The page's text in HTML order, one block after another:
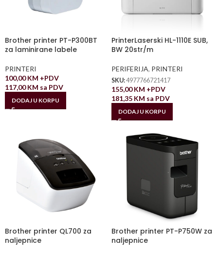
Brother printer PT-P300BT
za laminirane labele
PRINTERI
100,00KM +PDV
117,00KM sa PDV
DODAJ U KORPU
PrinterLaserski HL-1110E SUB,
BW 20str/m
PERIFERIJA, PRINTERI
SKU:4977766721417
155,00KM +PDV
181,35 KM sa PDV
DODAJ U KORPU
Brother printer QL700 za
naljepnice
Brother printer PT-P750W za
naljepnice